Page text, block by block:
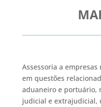
Assessoria a
em questões
aduaneiro e portuário,
judicial e extrajudicial,